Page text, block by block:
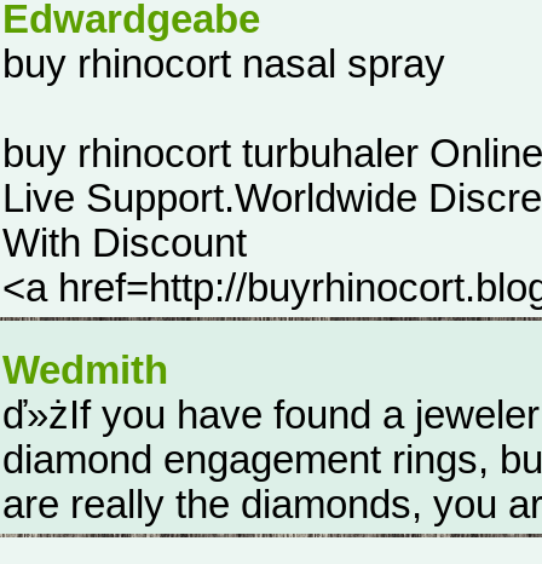
Edwardgeabe
buy rhinocort nasal spray
buy rhinocort turbuhaler
Live Support.Worldwide
With Discount
<a href=http://
Wedmith
ď»żIf you have found a
diamond engagement rings,
are really the diamonds, you